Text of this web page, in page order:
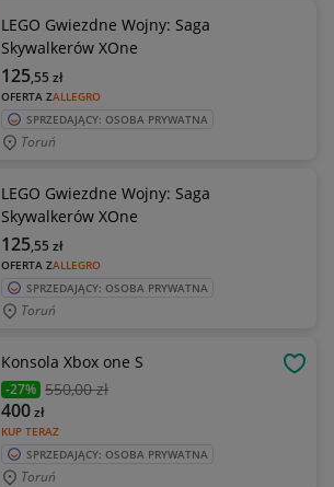
LEGO Gwiezdne Wojny: Saga
Skywalkerów XOne
OFERTA ZALLEGRO
125,55 zł
SPRZEDAJĄCY: OSOBA PRYWATNA
Toruń
LEGO Gwiezdne Wojny: Saga
Skywalkerów XOne
OFERTA ZALLEGRO
125,55 zł
SPRZEDAJĄCY: OSOBA PRYWATNA
Toruń
Konsola Xbox one S
-27% 550,00 zł
KUP TERAZ
400zł
SPRZEDAJĄCY: OSOBA PRYWATNA
Toruń